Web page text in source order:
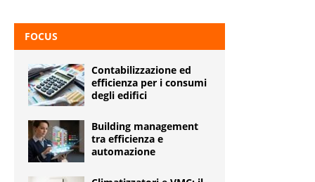
FOCUS
Contabilizzazione ed
efficienza per i consumi
degli edifici
Building management
tra efficienza e
automazione